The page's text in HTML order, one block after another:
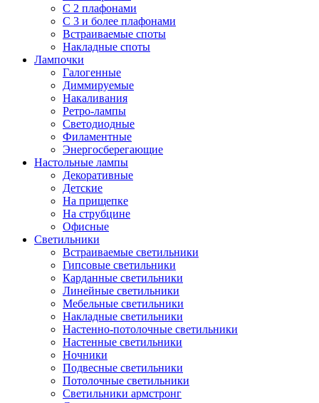
С 2 плафонами
С 3 и более плафонами
Встраиваемые споты
Накладные споты
Лампочки
Галогенные
Диммируемые
Накаливания
Ретро-лампы
Светодиодные
Филаментные
Энергосберегающие
Настольные лампы
Декоративные
Детские
На прищепке
На струбцине
Офисные
Светильники
Встраиваемые светильники
Гипсовые светильники
Карданные светильники
Линейные светильники
Мебельные светильники
Накладные светильники
Настенно-потолочные светильники
Настенные светильники
Ночники
Подвесные светильники
Потолочные светильники
Светильники армстронг